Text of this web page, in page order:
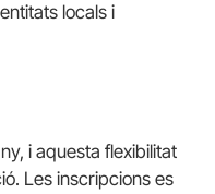
locals i
i aquesta flexibilitat
Les inscripcions es